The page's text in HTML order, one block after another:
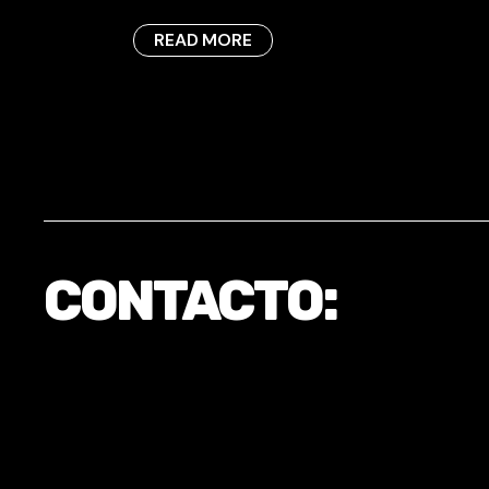
READ MORE
CONTACTO: